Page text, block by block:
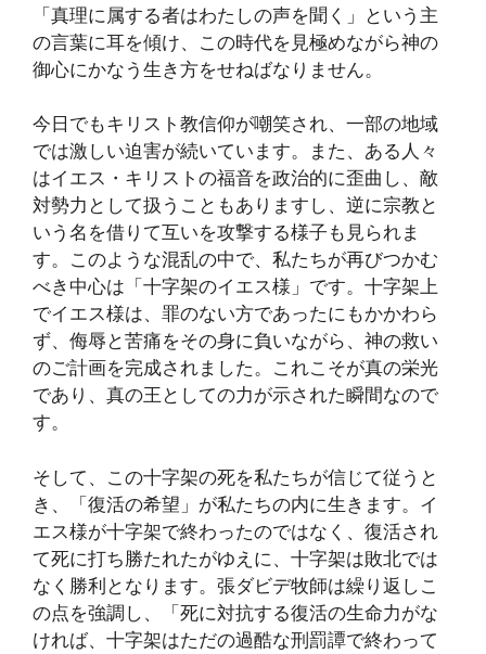
「真理に属する者はわたしの声を聞く」という主
の言葉に耳を傾け、この時代を見極めながら神の
御心にかなう生き方をせねばなりません。
今日でもキリスト教信仰が嘲笑され、一部の地域
では激しい迫害が続いています。また、ある人々
はイエス・キリストの福音を政治的に歪曲し、敵
対勢力として扱うこともありますし、逆に宗教と
いう名を借りて互いを攻撃する様子も見られま
す。このような混乱の中で、私たちが再びつかむ
べき中心は「十字架のイエス様」です。十字架上
でイエス様は、罪のない方であったにもかかわら
ず、侮辱と苦痛をその身に負いながら、神の救い
のご計画を完成されました。これこそが真の栄光
であり、真の王としての力が示された瞬間なので
す。
そして、この十字架の死を私たちが信じて従うと
き、「復活の希望」が私たちの内に生きます。イ
エス様が十字架で終わったのではなく、復活され
て死に打ち勝たれたがゆえに、十字架は敗北では
なく勝利となります。張ダビデ牧師は繰り返しこ
の点を強調し、「死に対抗する復活の生命力がな
ければ、十字架はただの過酷な刑罰譚で終わって